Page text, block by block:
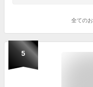
全ての
5